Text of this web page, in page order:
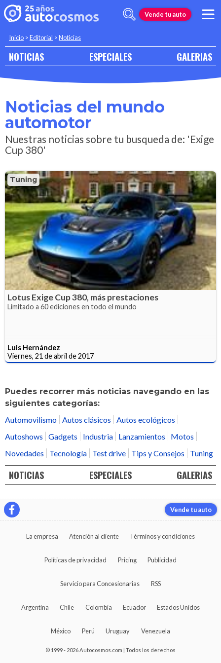
Vende tu auto
Inicio >Editorial >Noticias
NOTICIAS ESPECIALES GALERIAS
Noticias del mundo
automotor
Nuestras noticias sobre tu busqueda de: 'Exige
Cup 380'
Tuning
Lotus Exige Cup 380, más prestaciones
Limitado a 60 ediciones en todo el mundo
Luis Hernández
Viernes, 21 de abril de 2017
Puedes recorrer más noticias navegando en las
siguientes categorías:
Automovilismo Autos clásicos
Autos ecológicos
Autoshows
Gadgets Industria Lanzamientos
Motos
Novedades
Tecnología Test drive Tips y Consejos Tuning
NOTICIAS ESPECIALES GALERIAS
Vende tu auto
La empresa Atención al cliente Términos y condiciones
Políticas de privacidad Pricing Publicidad
Servicio para Concesionarias RSS
Argentina Chile Colombia Ecuador Estados Unidos
México Perú Uruguay Venezuela
© 1999 - 2026 Autocosmos.com | Todos los derechos